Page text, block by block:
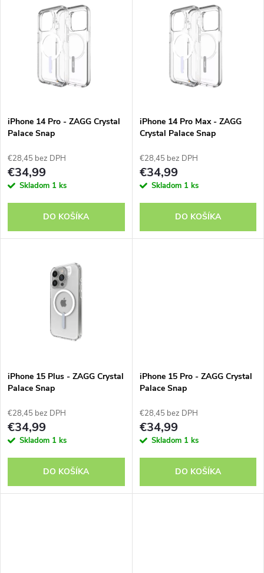
e
p
r
d
o
v
Abecedne
s
p
r
o
d
v
iPhone 14 Pro - ZAGG Crystal
Palace Snap
€28,45 bez DPH
€34,99
Skladom 1 ks
DO KOŠÍKA
iPhone 14 Pro Max - ZAGG
Crystal Palace Snap
€28,45 bez DPH
€34,99
Skladom 1 ks
DO KOŠÍKA
iPhone 15 Plus - ZAGG Crystal
Palace Snap
€28,45 bez DPH
€34,99
Skladom 1 ks
DO KOŠÍKA
iPhone 15 Pro - ZAGG Crystal
Palace Snap
€28,45 bez DPH
€34,99
Skladom 1 ks
DO KOŠÍKA